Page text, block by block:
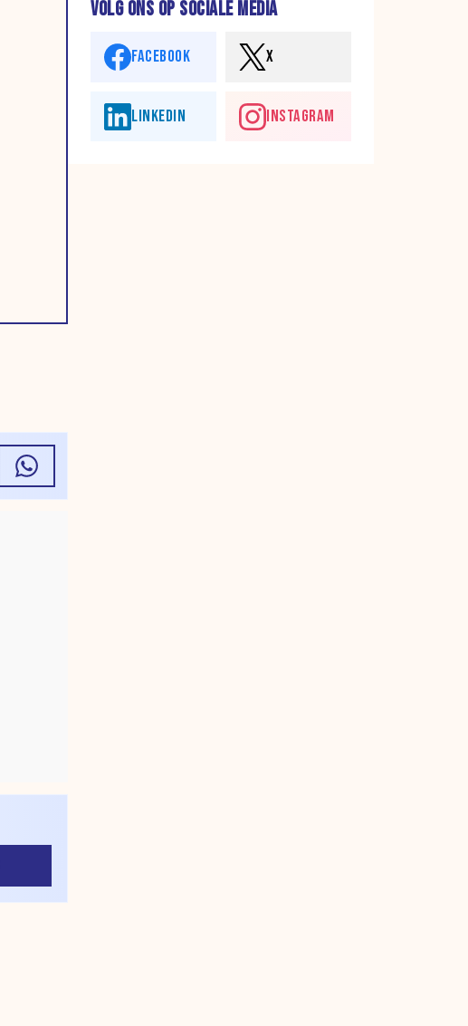
VOLG ONS OP SOCIALE MEDIA
FACEBOOK X
LINKEDIN INSTAGRAM